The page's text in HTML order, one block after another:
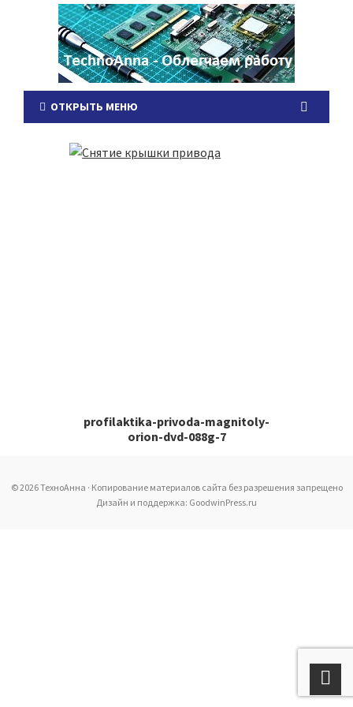
ОТКРЫТЬ МЕНЮ
profilaktika-privoda-magnitoly-
orion-dvd-088g-7
© 2026 ТехноАнна · Копирование материалов сайта без разрешения запрещено
Дизайн и поддержка: GoodwinPress.ru